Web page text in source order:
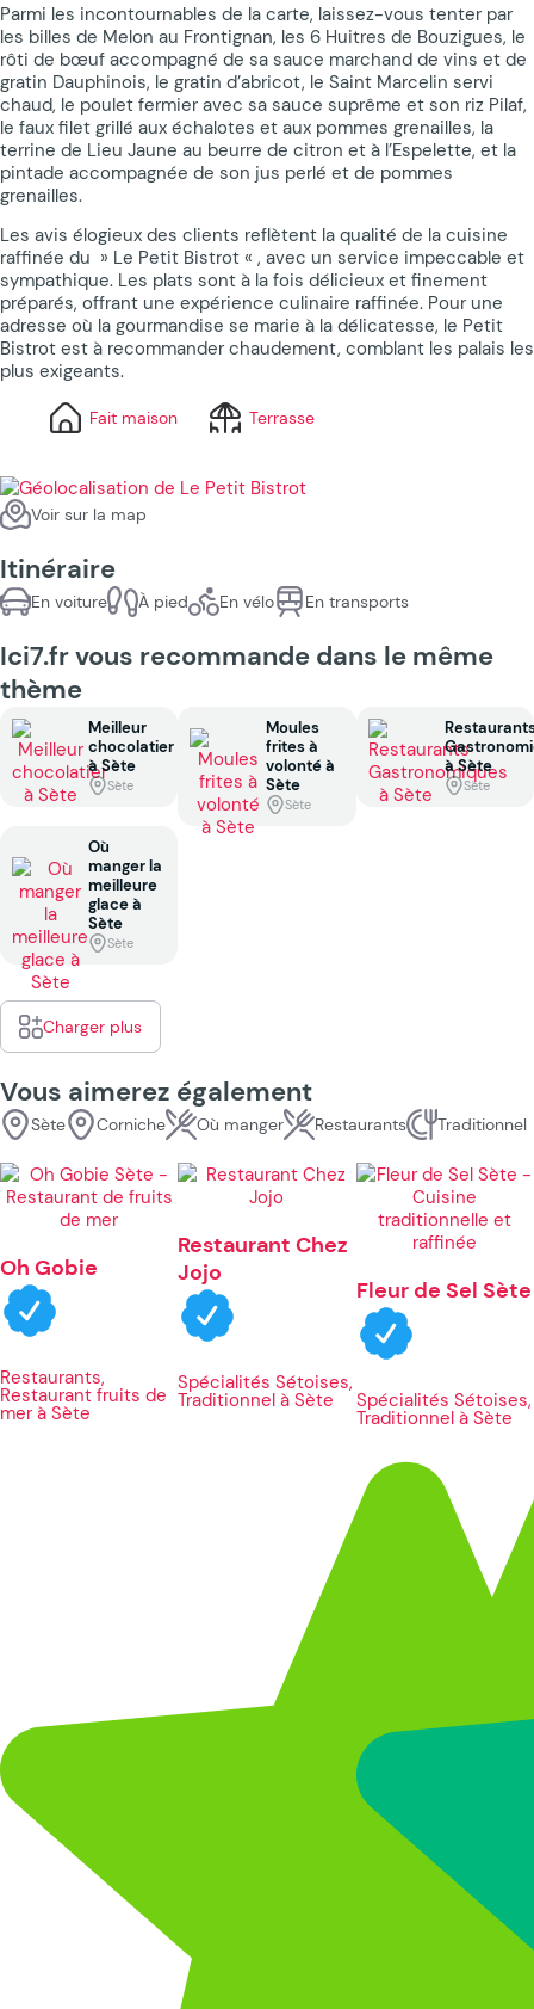
Parmi les incontournables de la carte, laissez-vous tenter par
les billes de Melon au Frontignan, les 6 Huitres de Bouzigues, le
rôti de bœuf accompagné de sa sauce marchand de vins et de
gratin Dauphinois, le gratin d’abricot, le Saint Marcelin servi
chaud, le poulet fermier avec sa sauce suprême et son riz Pilaf,
le faux filet grillé aux échalotes et aux pommes grenailles, la
terrine de Lieu Jaune au beurre de citron et à l’Espelette, et la
pintade accompagnée de son jus perlé et de pommes
grenailles.
Les avis élogieux des clients reflètent la qualité de la cuisine
raffinée du » Le Petit Bistrot « , avec un service impeccable et
sympathique. Les plats sont à la fois délicieux et finement
préparés, offrant une expérience culinaire raffinée. Pour une
adresse où la gourmandise se marie à la délicatesse, le Petit
Bistrot est à recommander chaudement, comblant les palais les
plus exigeants.
Fait maison Terrasse
Voir sur la map
Itinéraire
En voiture À pied En vélo En transports
Ici7.fr vous recommande dans le même
thème
Meilleur
chocolatier
à Sète
Sète
Moules
frites à
volonté à
Sète
Sète
à Sète
Sète
Où
manger la
meilleure
glace à
Sète
Sète
Charger plus
Vous aimerez également
Sète Corniche Où manger Restaurants Traditionnel
Oh Gobie
Restaurants,
Restaurant fruits de
mer à Sète
Restaurant Chez
Jojo
Spécialités Sétoises,
Traditionnel à Sète
Fleur de Sel Sète
Spécialités Sétoises,
Traditionnel à Sète